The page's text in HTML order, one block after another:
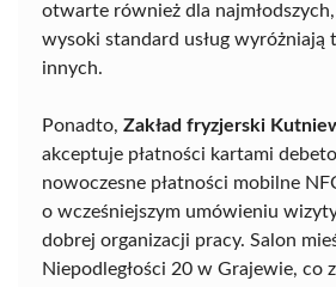
otwarte również dla najmłodszych,
wysoki standard usług wyróżniają
innych.
Ponadto, Zakład fryzjerski
akceptuje płatności kartami
nowoczesne płatności mobilne
o wcześniejszym umówieniu
dobrej organizacji pracy. Salon
Niepodległości 20 w Grajewie, co